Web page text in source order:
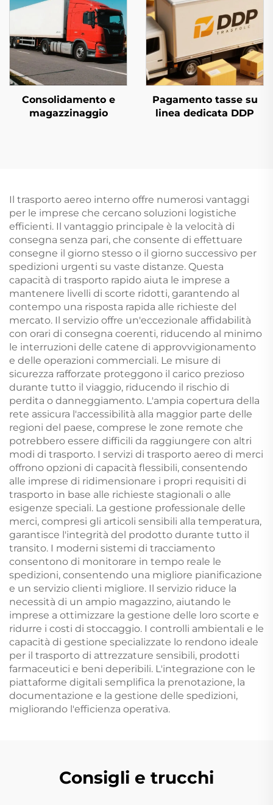
Consolidamento e
magazzinaggio
Pagamento tasse su
linea dedicata DDP
Il trasporto aereo interno offre numerosi vantaggi
per le imprese che cercano soluzioni logistiche
efficienti. Il vantaggio principale è la velocità di
consegna senza pari, che consente di effettuare
consegne il giorno stesso o il giorno successivo per
spedizioni urgenti su vaste distanze. Questa
capacità di trasporto rapido aiuta le imprese a
mantenere livelli di scorte ridotti, garantendo al
contempo una risposta rapida alle richieste del
mercato. Il servizio offre un'eccezionale affidabilità
con orari di consegna coerenti, riducendo al minimo
le interruzioni delle catene di approvvigionamento
e delle operazioni commerciali. Le misure di
sicurezza rafforzate proteggono il carico prezioso
durante tutto il viaggio, riducendo il rischio di
perdita o danneggiamento. L'ampia copertura della
rete assicura l'accessibilità alla maggior parte delle
regioni del paese, comprese le zone remote che
potrebbero essere difficili da raggiungere con altri
modi di trasporto. I servizi di trasporto aereo di merci
offrono opzioni di capacità flessibili, consentendo
alle imprese di ridimensionare i propri requisiti di
trasporto in base alle richieste stagionali o alle
esigenze speciali. La gestione professionale delle
merci, compresi gli articoli sensibili alla temperatura,
garantisce l'integrità del prodotto durante tutto il
transito. I moderni sistemi di tracciamento
consentono di monitorare in tempo reale le
spedizioni, consentendo una migliore pianificazione
e un servizio clienti migliore. Il servizio riduce la
necessità di un ampio magazzino, aiutando le
imprese a ottimizzare la gestione delle loro scorte e
ridurre i costi di stoccaggio. I controlli ambientali e le
capacità di gestione specializzate lo rendono ideale
per il trasporto di attrezzature sensibili, prodotti
farmaceutici e beni deperibili. L'integrazione con le
piattaforme digitali semplifica la prenotazione, la
documentazione e la gestione delle spedizioni,
migliorando l'efficienza operativa.
Consigli e trucchi